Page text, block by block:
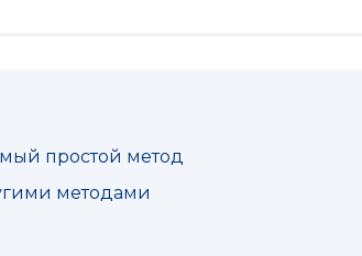
простой метод
методами